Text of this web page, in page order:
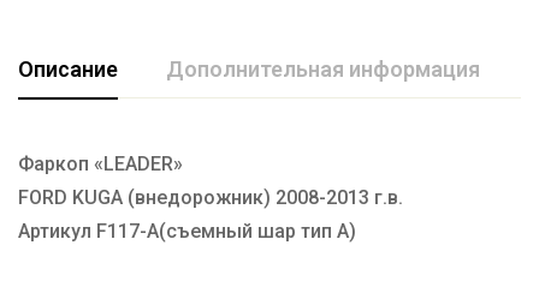
Описание Дополнительная информация
Фаркоп «LEADER»
FORD KUGA (внедорожник) 2008-2013 г.в.
Артикул F117-А(съемный шар тип А)
Марка авто
FORD
Производитель TAVIALS